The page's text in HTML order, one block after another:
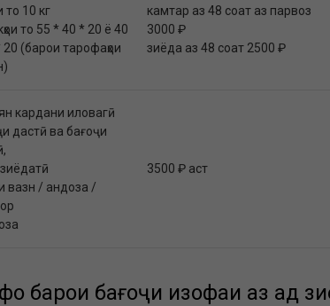
то 10 кг
то 55 * 40 * 20 ё 40
(барои тарофаҳои
камтар аз 48 соат аз парвоз
3000 ₽
зиёда аз 48 соат 2500 ₽
кардани иловагӣ
дастӣ ва бағоҷи
вазн / андоза /
3500 ₽ аст
барои бағоҷи изофаи аз ҳад